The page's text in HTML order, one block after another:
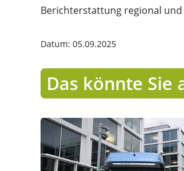
Berichterstattung regional
Datum: 05.09.2025
Das könnte Sie